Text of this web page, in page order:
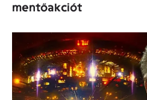
mentőakciót